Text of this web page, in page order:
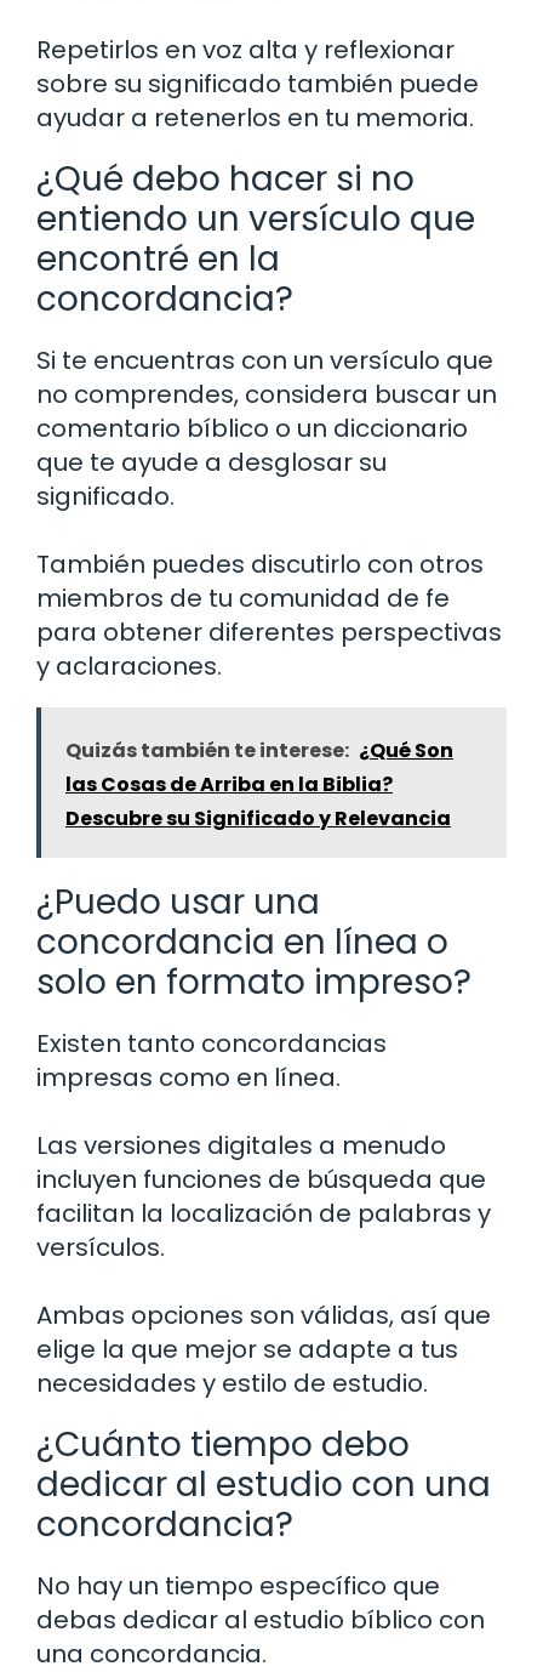
Repetirlos en voz alta y reflexionar
sobre su significado también puede
ayudar a retenerlos en tu memoria.
¿Qué debo hacer si no
entiendo un versículo que
encontré en la
concordancia?
Si te encuentras con un versículo que
no comprendes, considera buscar un
comentario bíblico o un diccionario
que te ayude a desglosar su
significado.
También puedes discutirlo con otros
miembros de tu comunidad de fe
para obtener diferentes perspectivas
y aclaraciones.
Quizás también te interese: ¿Qué Son
las Cosas de Arriba en la Biblia?
Descubre su Significado y Relevancia
¿Puedo usar una
concordancia en línea o
solo en formato impreso?
Existen tanto concordancias
impresas como en línea.
Las versiones digitales a menudo
incluyen funciones de búsqueda que
facilitan la localización de palabras y
versículos.
Ambas opciones son válidas, así que
elige la que mejor se adapte a tus
necesidades y estilo de estudio.
¿Cuánto tiempo debo
dedicar al estudio con una
concordancia?
No hay un tiempo específico que
debas dedicar al estudio bíblico con
una concordancia.